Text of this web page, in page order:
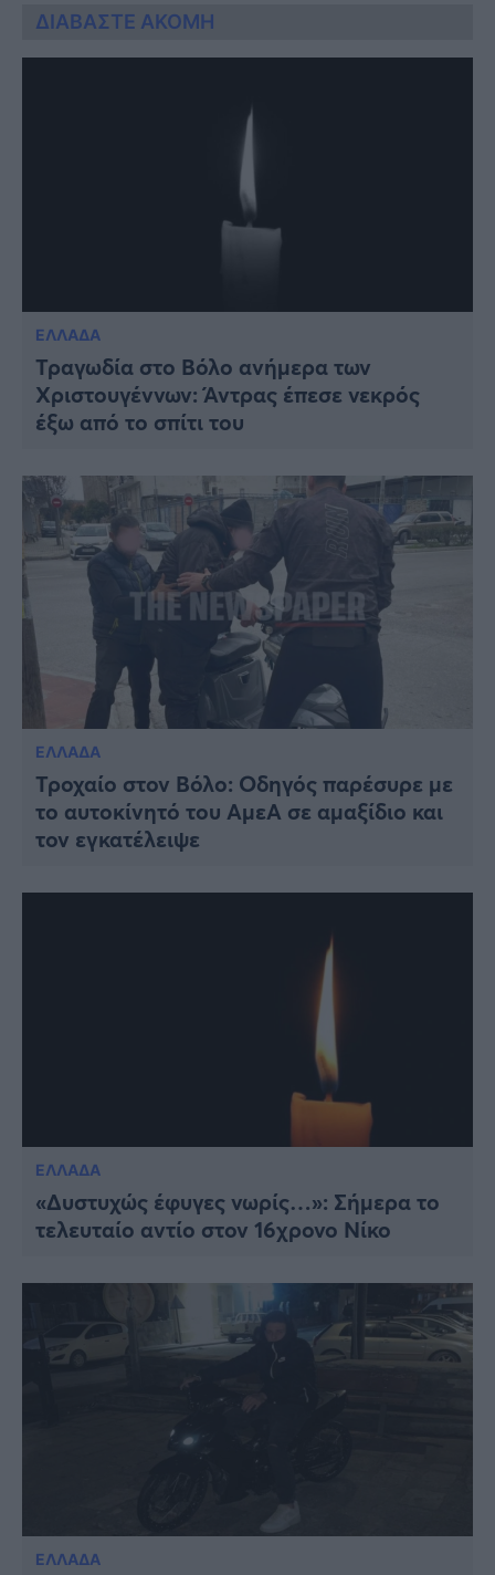
ΔΙΑΒΑΣΤΕ ΑΚΟΜΗ
ΕΛΛΑΔΑ
Τραγωδία στο Βόλο ανήμερα των
Χριστουγέννων: Άντρας έπεσε νεκρός
έξω από το σπίτι του
ΕΛΛΑΔΑ
Τροχαίο στον Βόλο: Οδηγός παρέσυρε με
το αυτοκίνητό του ΑμεΑ σε αμαξίδιο και
τον εγκατέλειψε
ΕΛΛΑΔΑ
«Δυστυχώς έφυγες νωρίς…»: Σήμερα το
τελευταίο αντίο στον 16χρονο Νίκο
ΕΛΛΑΔΑ